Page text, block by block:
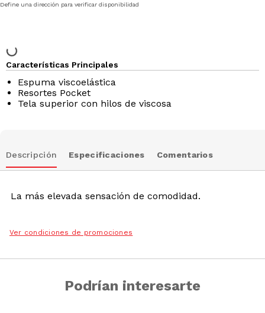
Define una dirección para verificar disponibilidad
Características Principales
Espuma viscoelástica
Resortes Pocket
Tela superior con hilos de viscosa
Descripción Especificaciones Comentarios
La más elevada sensación de comodidad.
Ver condiciones de promociones
Podrían interesarte